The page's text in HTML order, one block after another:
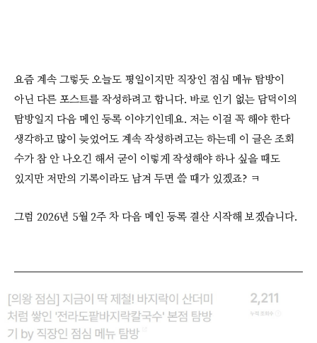
요즘 계속 그렇듯 오늘도 평일이지만 직장인 점심 메뉴 탐방이
아닌 다른 포스트를 작성하려고 합니다. 바로 인기 없는 담덕이의
탐방일지 다음 메인 등록 이야기인데요. 저는 이걸 꼭 해야 한다
생각하고 많이 늦었어도 계속 작성하려고는 하는데 이 글은 조회
수가 참 안 나오긴 해서 굳이 이렇게 작성해야 하나 싶을 때도
있지만 저만의 기록이라도 남겨 두면 쓸 때가 있겠죠? ㅋ
그럼 2026년 5월 2주 차 다음 메인 등록 결산 시작해 보겠습니다.